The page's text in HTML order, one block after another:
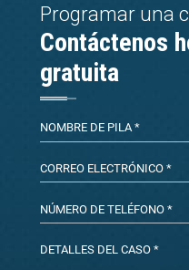
Programar una
Contáctenos
gratuita